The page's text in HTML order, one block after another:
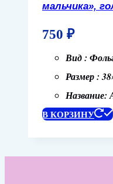
мальчика»,
750 ₽
Вид :
Размер :
Название:
В КОРЗИНУ